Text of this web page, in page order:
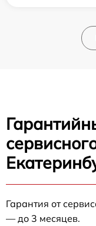
Гарантия от
— до 3 месяцев.